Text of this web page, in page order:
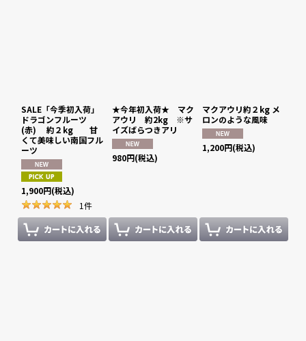
SALE「今季初入荷」
ドラゴンフルーツ
(赤) 約２kg 甘
くて美味しい南国フル
ーツ
1,900円(税込)
1件
★今年初入荷★ マク
アウリ 約2kg ※サ
イズばらつきアリ
980円(税込)
マクアウリ約２kg メ
ロンのような風味
1,200円(税込)